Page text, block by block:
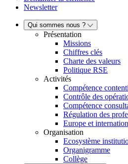
Newsletter
Qui sommes nous ?
Présentation
Missions
Chiffres clés
Charte des valeurs
Politique RSE
Activités
Compétence
Contrôle des
Compétence
Régulation des
Europe et
Organisation
Ecosystème
Organigramme
Collège